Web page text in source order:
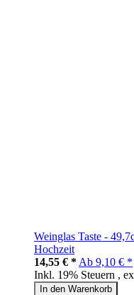
Weinglas Taste -
Hochzeit
14,55 € * Ab 9,10 € *
Inkl. 19% Steuern ,
In den Warenkorb